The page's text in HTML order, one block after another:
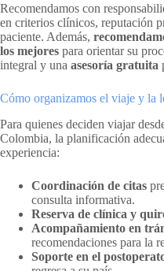
Recomendamos con
en criterios clínicos, reputación
paciente. Además,
los mejores para orientar su
integral y una asesoría gratuita
Cómo organizamos el viaje y la
Para quienes deciden viajar
Colombia, la planificación
experiencia:
Coordinación de citas
consulta informativa.
Reserva de clínica y
Acompañamiento en
recomendaciones para la
Soporte en el